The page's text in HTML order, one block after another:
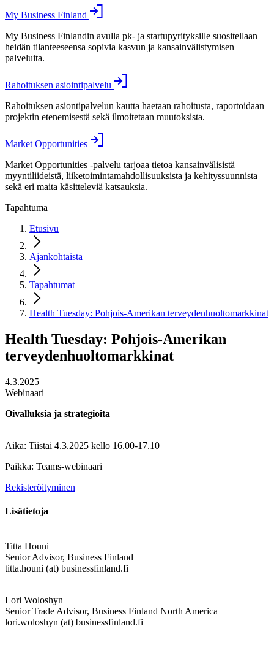
My Business Finland
My Business Finlandin avulla pk- ja startupyrityksille suositellaan
heidän tilanteeseensa sopivia kasvun ja kansainvälistymisen
palveluita.
Rahoituksen asiointipalvelu
Rahoituksen asiontipalvelun kautta haetaan rahoitusta, raportoidaan
projektin etenemisestä sekä ilmoitetaan muutoksista.
Market Opportunities
Market Opportunities -palvelu tarjoaa tietoa kansainvälisistä
myyntiliideistä, liiketoimintamahdollisuuksista ja kehityssuunnista
sekä eri maita käsitteleviä katsauksia.
Tapahtuma
Etusivu
Ajankohtaista
Tapahtumat
Health Tuesday: Pohjois-Amerikan terveydenhuoltomarkkinat
Health Tuesday: Pohjois-Amerikan
terveydenhuoltomarkkinat
4.3.2025
Webinaari
Oivalluksia ja strategioita
Aika: Tiistai 4.3.2025 kello 16.00-17.10
Paikka: Teams-webinaari
Rekisteröityminen
Lisätietoja
Titta Houni
Senior Advisor, Business Finland
titta.houni (at) businessfinland.fi
Lori Woloshyn
Senior Trade Advisor, Business Finland North America
lori.woloshyn (at) businessfinland.fi